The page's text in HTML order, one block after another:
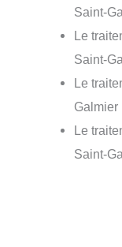
Saint-
Le
Saint-
Le
Galmier
Le
Saint-